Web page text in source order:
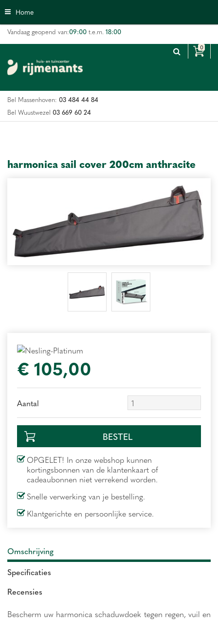
n
n
n
Home
Vandaag geopend van:09:00 t.e.m. 18:00
Bel Massenhoven: 03 484 44 84
Bel Wuustwezel 03 669 60 24
harmonica sail cover 200cm anthracite
€ 105,00
Aantal
OPGELET! In onze webshop kunnen
kortingsbonnen van de klantenkaart of
cadeaubonnen niet verrekend worden.
Snelle verwerking van je bestelling.
Klantgerichte en persoonlijke service.
Omschrijving
Specificaties
Recensies
Bescherm uw harmonica schaduwdoek tegen regen, vuil en